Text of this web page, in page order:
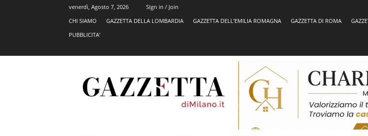
venerdì, Agosto 7, 2026
Sign in / Join
CHI SIAMO
GAZZETTA DELLA LOMBARDIA GAZZETTA DELL’EMILIA ROMAGNA GAZZETTA DI ROMA
PUBBLICITA’